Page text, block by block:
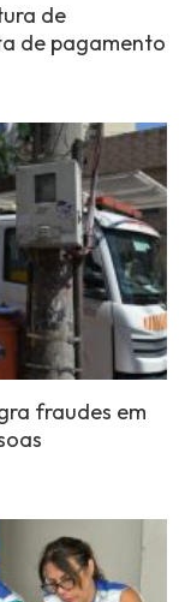
de
de pagamento
fraudes em